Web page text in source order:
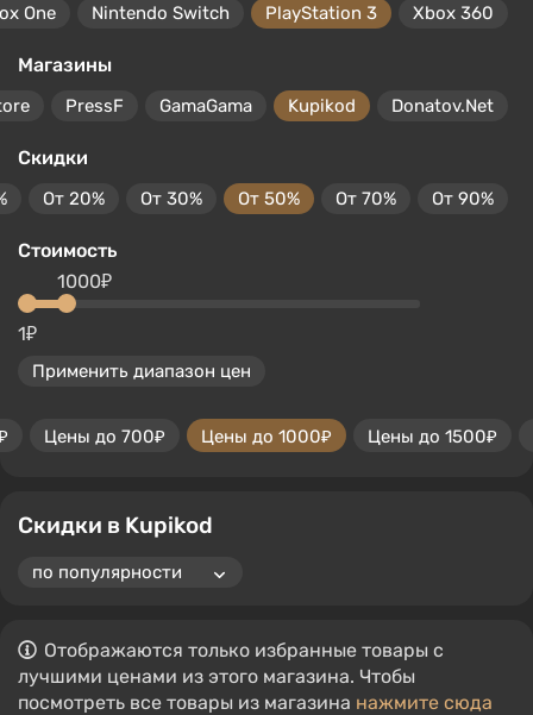
One Nintendo Switch PlayStation 3 Xbox 360
Магазины
PressF GamaGama Kupikod Donatov.Net
Скидки
От 20% От 30% От 50% От 70% От 90%
Стоимость
1₽
1000₽
Применить диапазон цен
Цены до 700₽ Цены до 1000₽ Цены до 1500₽
Скидки в Kupikod
Отображаются только избранные товары с
лучшими ценами из этого магазина. Чтобы
посмотреть все товары из магазина нажмите сюда